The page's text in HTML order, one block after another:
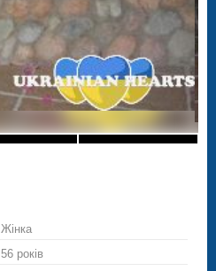
Жінка
56 років